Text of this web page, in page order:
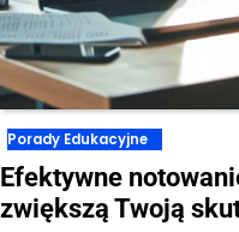
Porady Edukacyjne
Efektywne
zwiększą Twoją